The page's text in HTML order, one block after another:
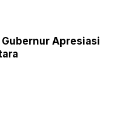
Gubernur Apresiasi